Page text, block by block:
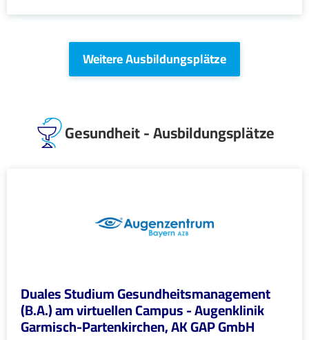
Weitere Ausbildungsplätze
Gesundheit - Ausbildungsplätze
Duales Studium Gesundheitsmanagement
(B.A.) am virtuellen Campus - Augenklinik
Garmisch-Partenkirchen, AK GAP GmbH